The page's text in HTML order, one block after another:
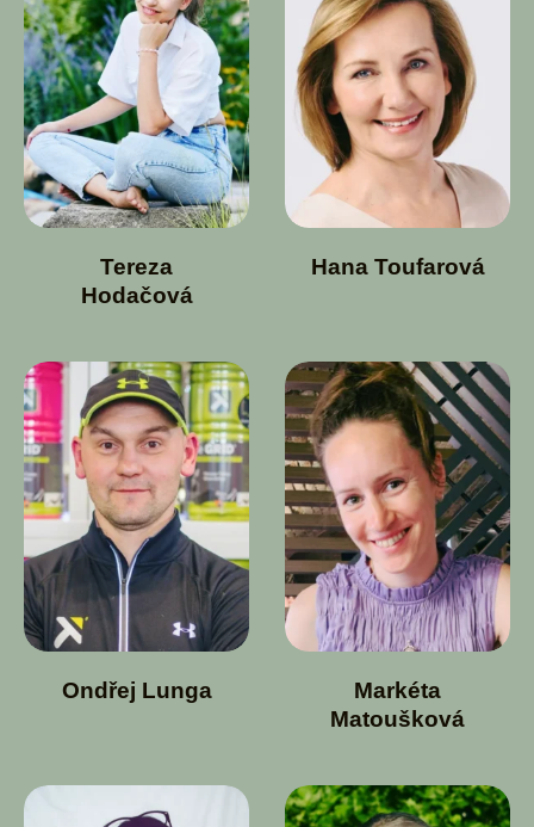
Tereza
Hodačová
Hana Toufarová
Ondřej Lunga
Markéta
Matoušková